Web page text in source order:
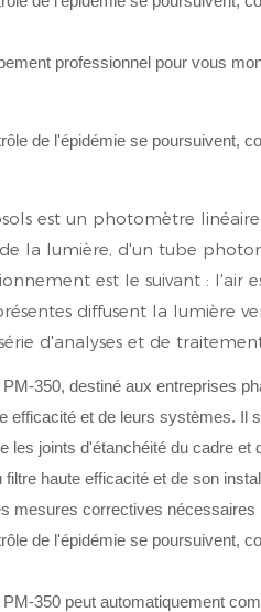
professionnel pour vous
est un photomètre
la lumière, d'un tube
est le suivant : l'air
diffusent la lumière
d'analyses et de
350, destiné aux entreprises
efficacité et de leurs systèmes.
les joints d'étanchéité du cadre
filtre haute efficacité et de son
mesures correctives nécessaires
350 peut automatiquement